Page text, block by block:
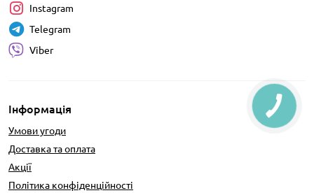
Інформація
Умови угоди
Доставка та оплата
Акції
Політика конфіденційності
Instagram
Telegram
Viber